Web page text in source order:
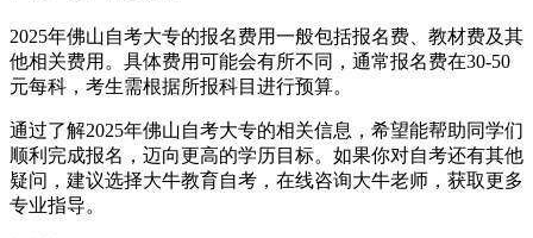
2025年佛山自考大专的报名费用一般包括报名费、教材费及其
他相关费用。具体费用可能会有所不同，通常报名费在30-50
元每科，考生需根据所报科目进行预算。
通过了解2025年佛山自考大专的相关信息，希望能帮助同学们
顺利完成报名，迈向更高的学历目标。如果你对自考还有其他
疑问，建议选择大牛教育自考，在线咨询大牛老师，获取更多
专业指导。